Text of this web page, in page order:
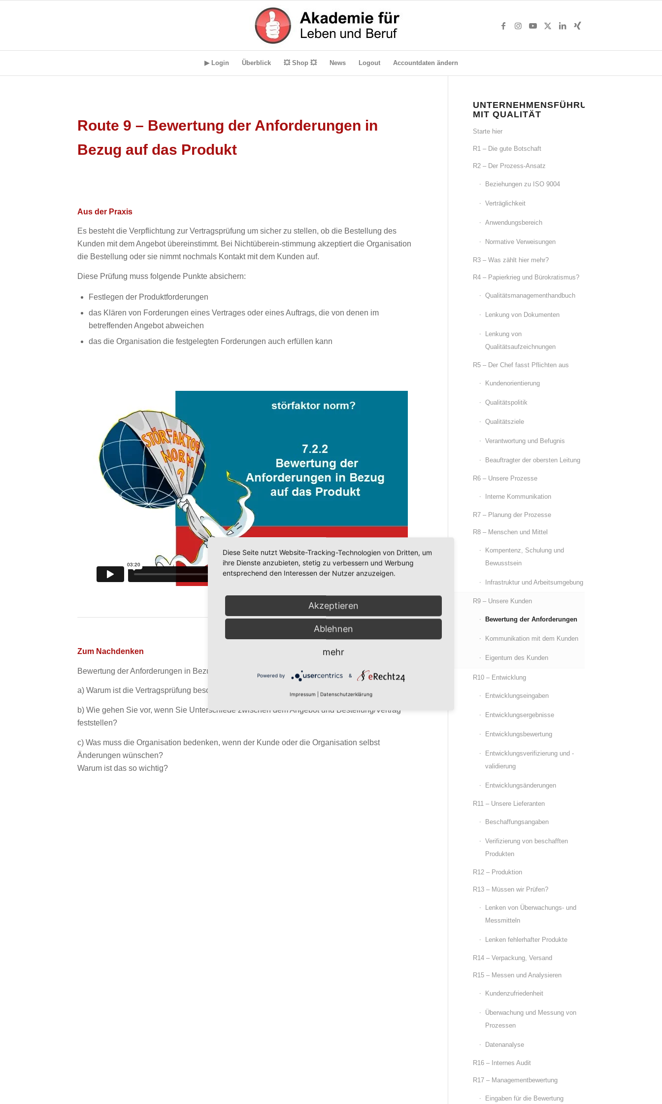
▶ Login Überblick 💥 Shop 💥 News Logout Accountdaten ändern
Route 9 – Bewertung der Anforderungen in
Bezug auf das Produkt
Aus der Praxis
Es besteht die Verpflichtung zur Vertragsprüfung um sicher zu stellen, ob die Bestellung des
Kunden mit dem Angebot übereinstimmt. Bei Nichtüberein-stimmung akzeptiert die Organisation
die Bestellung oder sie nimmt nochmals Kontakt mit dem Kunden auf.
Diese Prüfung muss folgende Punkte absichern:
Festlegen der Produktforderungen
das Klären von Forderungen eines Vertrages oder eines Auftrags, die von denen im
betreffenden Angebot abweichen
das die Organisation die festgelegten Forderungen auch erfüllen kann
Zum Nachdenken
Bewertung der Anforderungen in Bezug auf das Produkt
a) Warum ist die Vertragsprüfung besonders wichtig für Organisationen?
b) Wie gehen Sie vor, wenn Sie Unterschiede zwischen dem Angebot und Bestellung/Vertrag
feststellen?
c) Was muss die Organisation bedenken, wenn der Kunde oder die Organisation selbst
Änderungen wünschen?
Warum ist das so wichtig?
UNTERNEHMENSFÜHRUNG
MIT QUALITÄT
Starte hier
R1 – Die gute Botschaft
R2 – Der Prozess-Ansatz
Beziehungen zu ISO 9004
Verträglichkeit
Anwendungsbereich
Normative Verweisungen
R3 – Was zählt hier mehr?
R4 – Papierkrieg und Bürokratismus?
Qualitätsmanagementhandbuch
Lenkung von Dokumenten
Lenkung von
Qualitätsaufzeichnungen
R5 – Der Chef fasst Pflichten aus
Kundenorientierung
Qualitätspolitik
Qualitätsziele
Verantwortung und Befugnis
Beauftragter der obersten Leitung
R6 – Unsere Prozesse
Interne Kommunikation
R7 – Planung der Prozesse
R8 – Menschen und Mittel
Kompentenz, Schulung und
Bewusstsein
Infrastruktur und Arbeitsumgebung
R9 – Unsere Kunden
Bewertung der Anforderungen
Kommunikation mit dem Kunden
Eigentum des Kunden
R10 – Entwicklung
Entwicklungseingaben
Entwicklungsergebnisse
Entwicklungsbewertung
Entwicklungsverifizierung und -
validierung
Entwicklungsänderungen
R11 – Unsere Lieferanten
Beschaffungsangaben
Verifizierung von beschafften
Produkten
R12 – Produktion
R13 – Müssen wir Prüfen?
Lenken von Überwachungs- und
Messmitteln
Lenken fehlerhafter Produkte
R14 – Verpackung, Versand
R15 – Messen und Analysieren
Kundenzufriedenheit
Überwachung und Messung von
Prozessen
Datenanalyse
R16 – Internes Audit
R17 – Managementbewertung
Eingaben für die Bewertung
Diese Seite nutzt Website-Tracking-Technologien von Dritten, um
ihre Dienste anzubieten, stetig zu verbessern und Werbung
entsprechend den Interessen der Nutzer anzuzeigen.
Akzeptieren
Ablehnen
mehr
Powered by &
Impressum Datenschutzerklärung